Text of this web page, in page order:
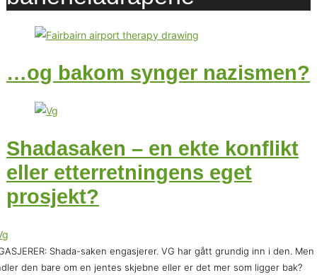
…og bakom synger nazismen?
Shadasaken – en ekte konflikt
eller etterretningens eget
prosjekt?
Shada-saken engasjerer. VG har gått grundig inn i den. Men
den bare om en jentes skjebne eller er det mer som ligger bak?